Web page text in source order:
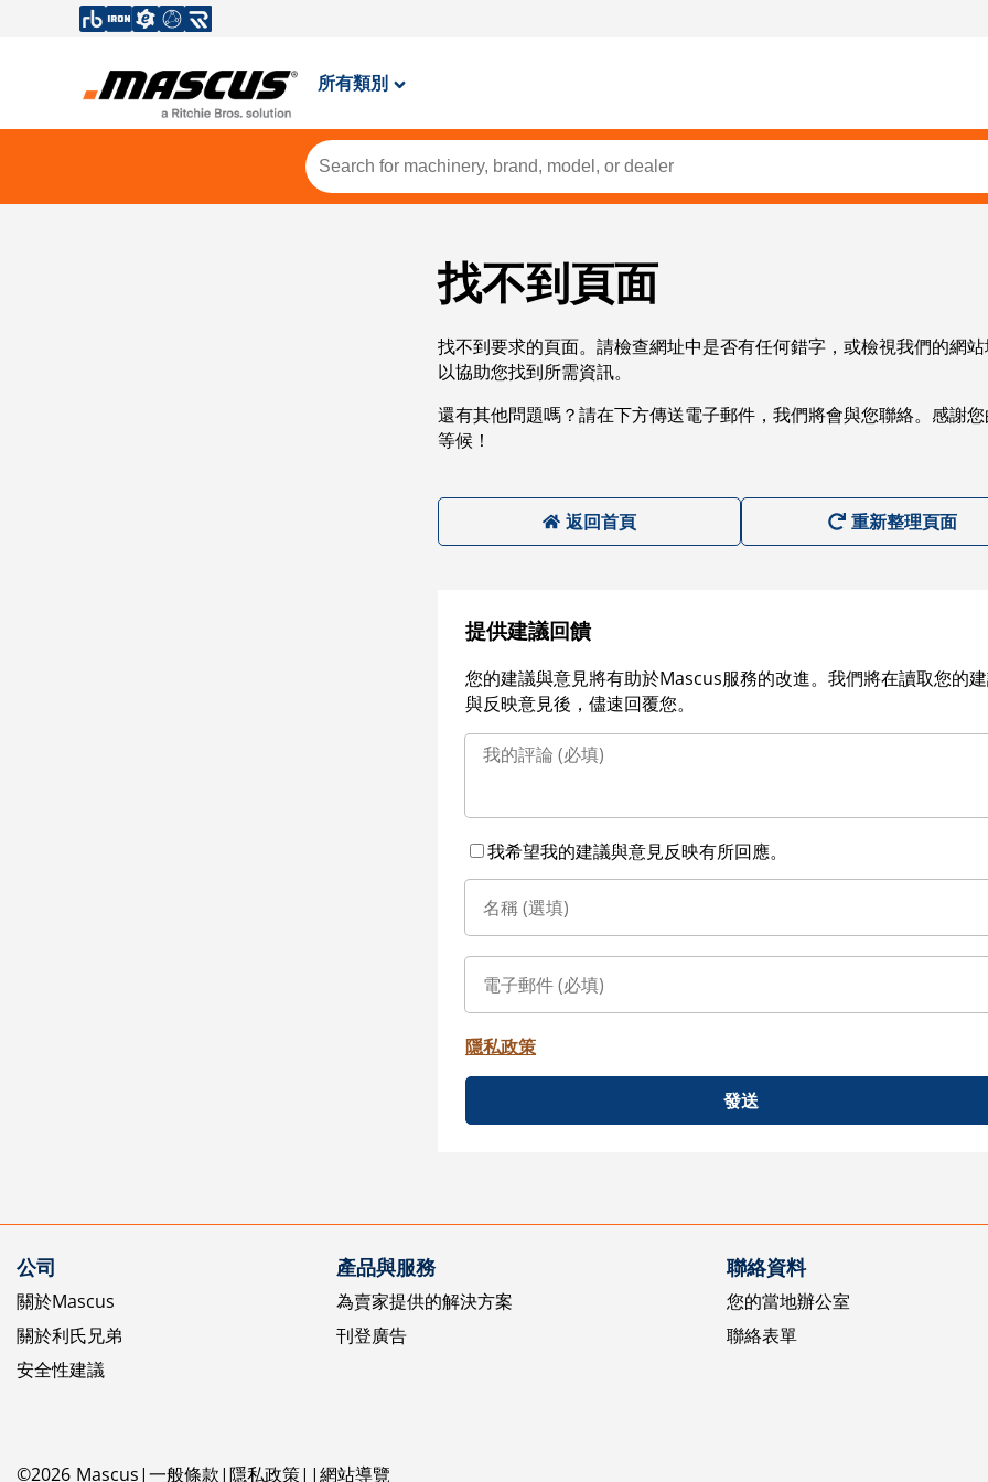
所有類別
找不到頁面
找不到要求的頁面。請檢查網址中是否有任何錯字，或檢視我們的網
以協助您找到所需資訊。
還有其他問題嗎？請在下方傳送電子郵件，我們將會與您聯絡。感謝
等候！
返回首頁 重新整理頁面
提供建議回饋
您的建議與意見將有助於Mascus服務的改進。我們將在讀取您的
與反映意見後，儘速回覆您。
我希望我的建議與意見反映有所回應。
隱私政策
發送
公司
關於Mascus
關於利氏兄弟
安全性建議
產品與服務
為賣家提供的解決方案
刊登廣告
聯絡資料
您的當地辦公室
聯絡表單
©2026 Mascus 一般條款 隱私政策 網站導覽